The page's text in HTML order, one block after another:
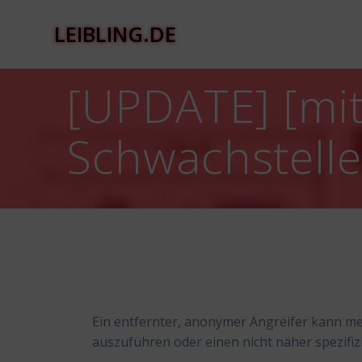
LEIBLING.DE
[UPDATE]
Ein entfernter, anonymer Angreifer kann
auszuführen oder einen nicht näher